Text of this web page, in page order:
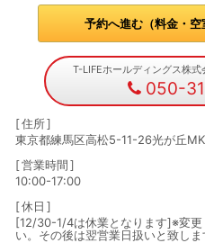
予約へ進む（料金・空
T-LIFEホールディングス株
050-
住所
東京都練馬区高松5-11-26光が丘
営業時間
10:00-17:00
休日
[12/30-1/4は休業となります]※変更
い。その後は翌営業日扱いと致しま